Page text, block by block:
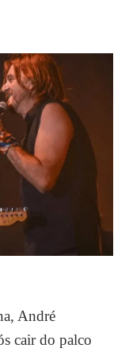
André
cair do palco